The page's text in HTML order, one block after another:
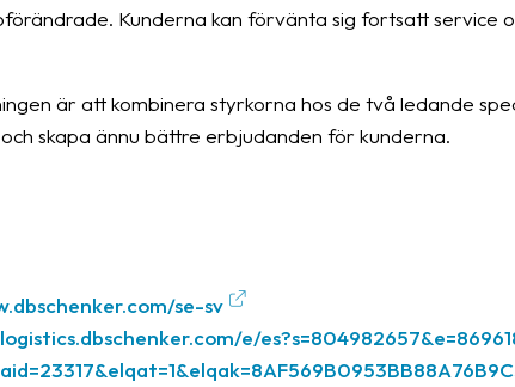
Kunderna kan förvänta sig fortsatt service
är att kombinera styrkorna hos de två ledande
skapa ännu bättre erbjudanden för kunderna.
se-sv
e/